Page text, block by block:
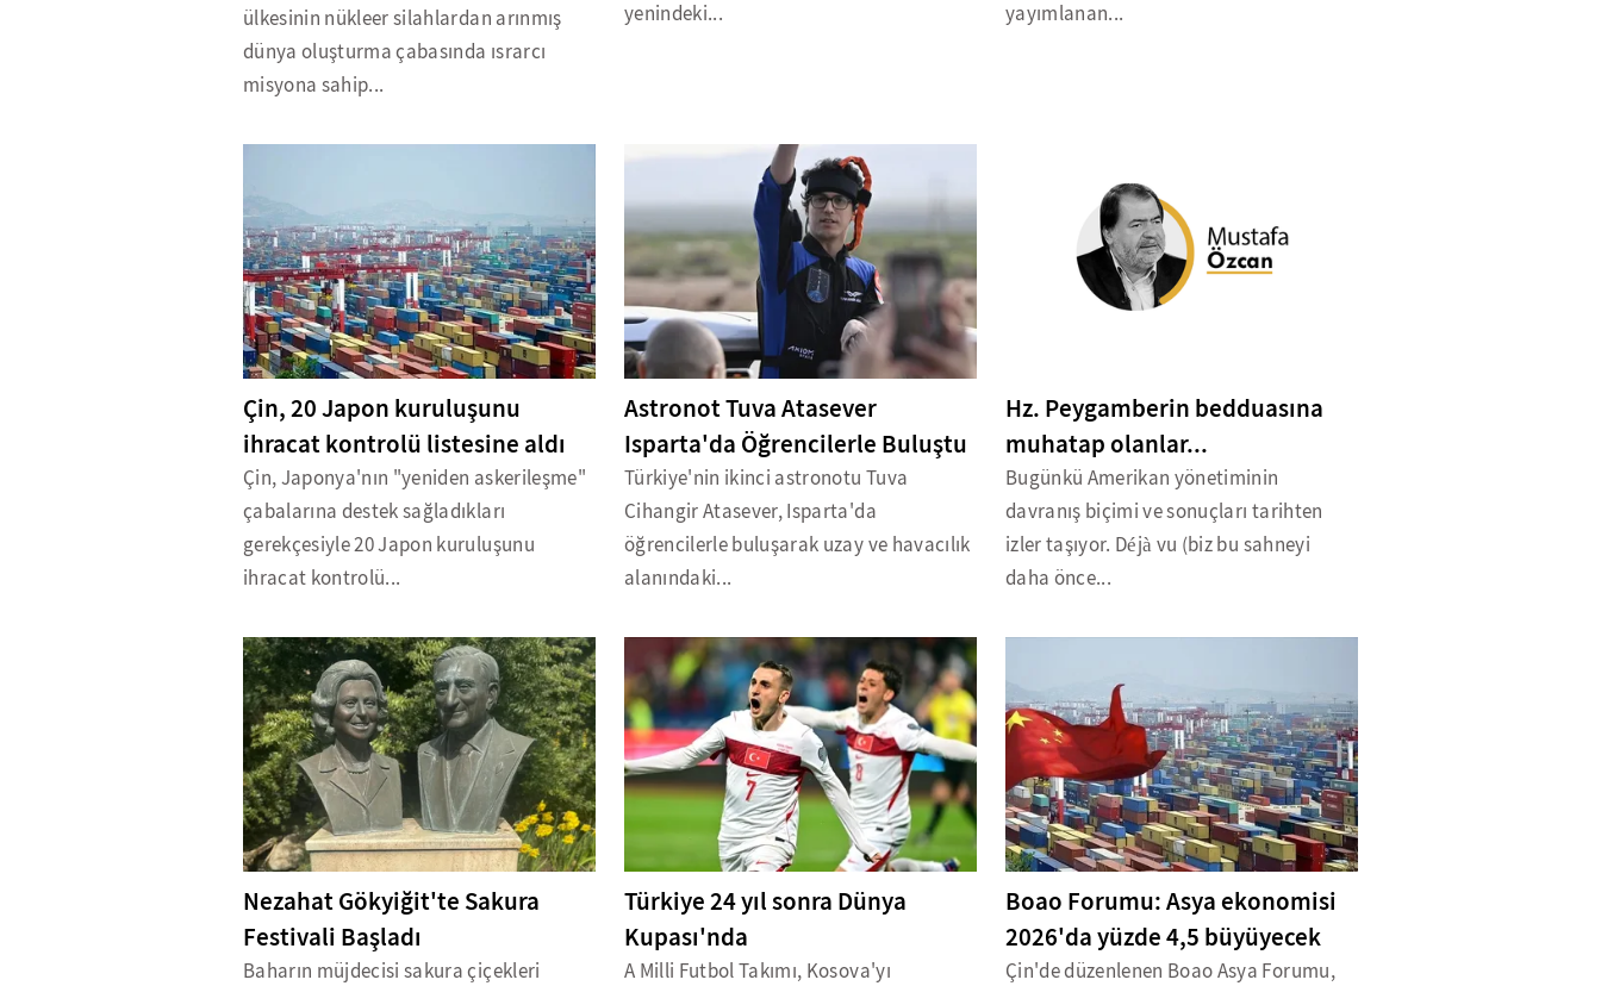
ülkesinin nükleer silahlardan arınmış
dünya oluşturma çabasında ısrarcı
misyona sahip...
yenindeki...
yayımlanan...
Çin, 20 Japon kuruluşunu
ihracat kontrolü listesine aldı
Çin, Japonya'nın "yeniden askerileşme"
çabalarına destek sağladıkları
gerekçesiyle 20 Japon kuruluşunu
ihracat kontrolü...
Astronot Tuva Atasever
Isparta'da Öğrencilerle Buluştu
Türkiye'nin ikinci astronotu Tuva
Cihangir Atasever, Isparta'da
öğrencilerle buluşarak uzay ve havacılık
alanındaki...
Hz. Peygamberin bedduasına
muhatap olanlar...
Bugünkü Amerikan yönetiminin
davranış biçimi ve sonuçları tarihten
izler taşıyor. Déjà vu (biz bu sahneyi
daha önce...
Nezahat Gökyiğit'te Sakura
Festivali Başladı
Baharın müjdecisi sakura çiçekleri
Türkiye 24 yıl sonra Dünya
Kupası'nda
A Milli Futbol Takımı, Kosova'yı
Boao Forumu: Asya ekonomisi
2026'da yüzde 4,5 büyüyecek
Çin'de düzenlenen Boao Asya Forumu,